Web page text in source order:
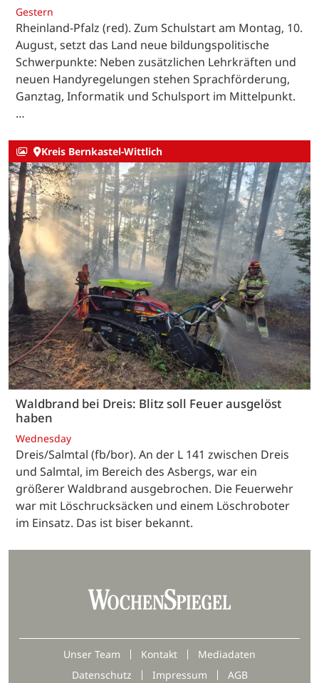
Gestern
Rheinland-Pfalz (red). Zum Schulstart am Montag, 10.
August, setzt das Land neue bildungspolitische
Schwerpunkte: Neben zusätzlichen Lehrkräften und
neuen Handyregelungen stehen Sprachförderung,
Ganztag, Informatik und Schulsport im Mittelpunkt.
…
Kreis Bernkastel-Wittlich
Waldbrand bei Dreis: Blitz soll Feuer ausgelöst
haben
Wednesday
Dreis/Salmtal (fb/bor). An der L 141 zwischen Dreis
und Salmtal, im Bereich des Asbergs, war ein
größerer Waldbrand ausgebrochen. Die Feuerwehr
war mit Löschrucksäcken und einem Löschroboter
im Einsatz. Das ist biser bekannt.
Unser Team Kontakt
Mediadaten
Datenschutz
Impressum AGB